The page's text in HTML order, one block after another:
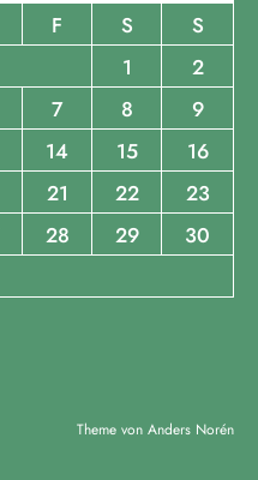
F S
S
1
2
7 8
9
14 15
16
21 22
23
28 29
30
Theme von Anders Norén